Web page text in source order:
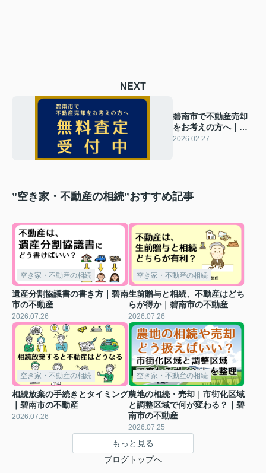
NEXT
碧南市で不動産売却
をお考えの方へ｜無
料査定受付中｜碧南
2026.02.27
”空き家・不動産の相続”おすすめ記事
空き家・不動産の相続
遺産分割協議書の書き方｜碧南
市の不動産
2026.07.26
空き家・不動産の相続
生前贈与と相続、不動産はどち
らが得か｜碧南市の不動産
2026.07.26
空き家・不動産の相続
相続放棄の手続きとタイミング
｜碧南市の不動産
2026.07.26
空き家・不動産の相続
農地の相続・売却｜市街化区域
と調整区域で何が変わる？｜碧
南市の不動産
2026.07.25
もっと見る
ブログトップへ